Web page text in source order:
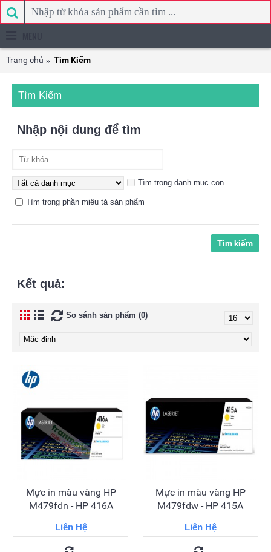
Trang chủ Tìm Kiếm
Tìm Kiếm
Nhập nội dung để tìm
Tìm trong danh mục con
Tìm trong phần miêu tả sản phẩm
Kết quả:
So sánh sản phẩm (0)
Mực in màu vàng HP
M479fdn - HP 416A
Liên Hệ
Mực in màu vàng HP
M479fdw - HP 415A
Liên Hệ